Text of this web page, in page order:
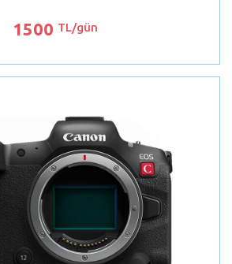
1500 TL/gün